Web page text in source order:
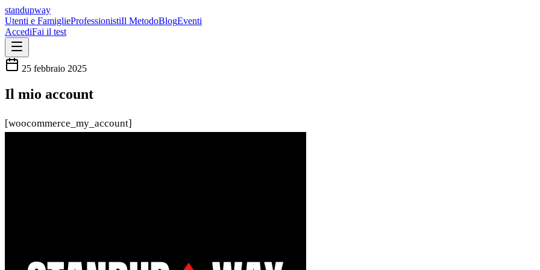
standupway
Utenti e FamiglieProfessionistiIl MetodoBlogEventi
AccediFai il test
25 febbraio 2025
Il mio account
[woocommerce_my_account]